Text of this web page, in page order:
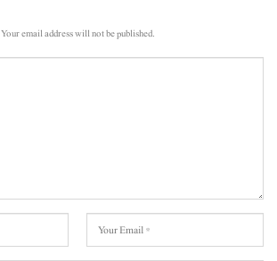
Your email address will not be published.